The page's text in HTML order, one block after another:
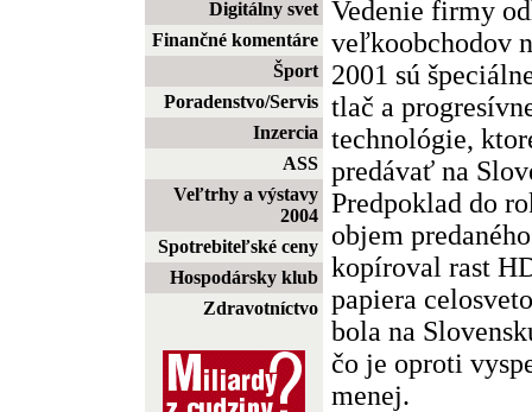
Digitálny svet
Finančné komentáre
Šport
Poradenstvo/Servis
Inzercia
ASS
Veľtrhy a výstavy
2004
Spotrebiteľské ceny
Hospodársky klub
Zdravotníctvo
Vedenie firmy
veľkoobchodov
2001 sú
tlač a
technológie,
predávať na
Predpoklad do
objem
kopíroval rast
papiera
bola na
čo je oproti
menej.